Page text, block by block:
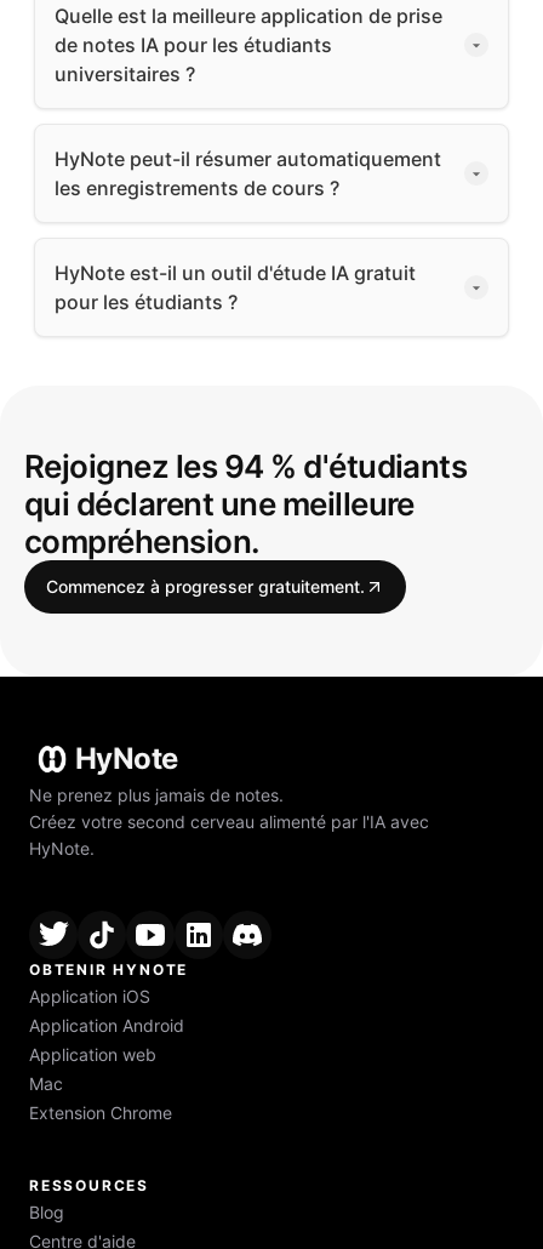
Quelle est la meilleure application de prise
de notes IA pour les étudiants
universitaires ?
HyNote peut-il résumer automatiquement
les enregistrements de cours ?
HyNote est-il un outil d'étude IA gratuit
pour les étudiants ?
Rejoignez les 94 % d'étudiants
qui déclarent une meilleure
compréhension.
Commencez à progresser gratuitement.
HyNote
Ne prenez plus jamais de notes.
Créez votre second cerveau alimenté par l'IA avec
HyNote.
OBTENIR HYNOTE
Application iOS
Application Android
Application web
Mac
Extension Chrome
RESSOURCES
Blog
Centre d'aide